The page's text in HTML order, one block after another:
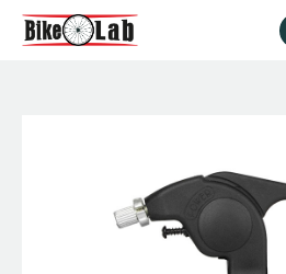
Bikelab
Προϊόντα
Υπηρεσίες